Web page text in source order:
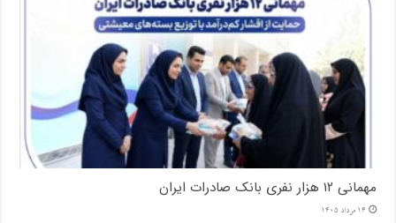
مهمانی ۱۲ هزار نفری بانک صادرات ایران
14 مرداد 1405